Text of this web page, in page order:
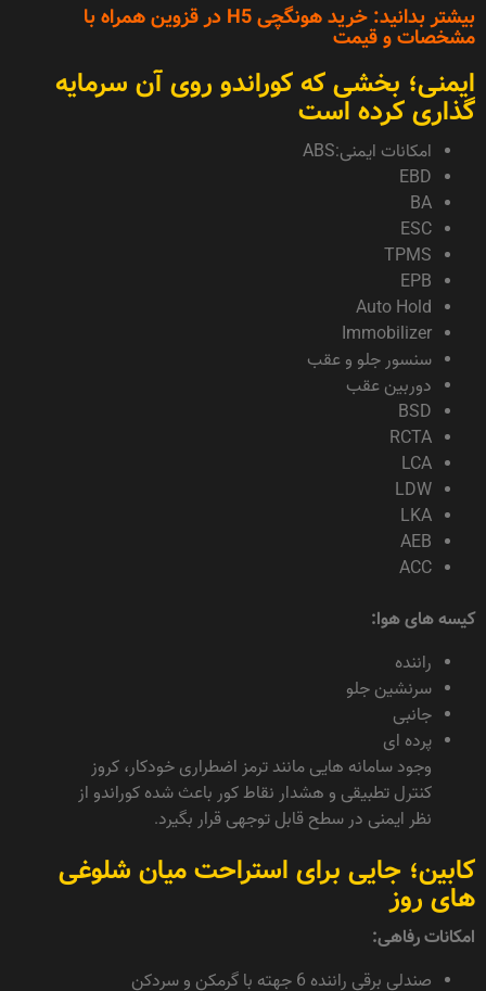
بیشتر بدانید: خرید هونگچی H5 در قزوین همراه با
مشخصات و قیمت
ایمنی؛ بخشی که کوراندو روی آن سرمایه
گذاری کرده است
امکانات ایمنی:ABS
EBD
BA
ESC
TPMS
EPB
Auto Hold
Immobilizer
سنسور جلو و عقب
دوربین عقب
BSD
RCTA
LCA
LDW
LKA
AEB
ACC
کیسه های هوا:
راننده
سرنشین جلو
جانبی
پرده ای
وجود سامانه هایی مانند ترمز اضطراری خودکار، کروز
کنترل تطبیقی و هشدار نقاط کور باعث شده کوراندو از
نظر ایمنی در سطح قابل توجهی قرار بگیرد.
کابین؛ جایی برای استراحت میان شلوغی
های روز
امکانات رفاهی:
صندلی برقی راننده 6 جهته با گرمکن و سردکن